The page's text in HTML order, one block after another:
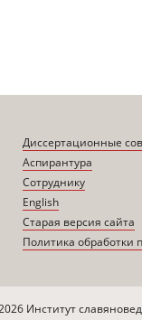
Диссертационные
Аспирантура
Сотруднику
English
Старая версия сайта
Политика обработки
Институт